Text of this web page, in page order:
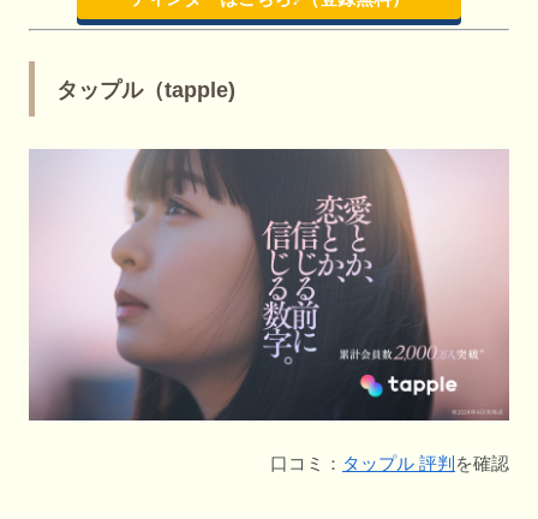
タップル（tapple)
口コミ： タップル 評判 を確認